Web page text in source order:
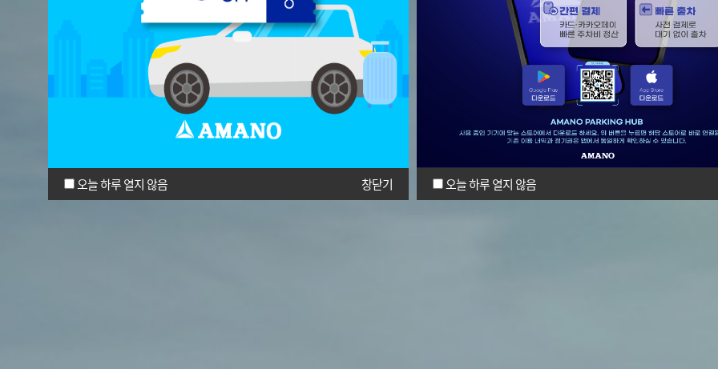
오늘 하루 열지 않음 창닫기 오늘 하루 열지 않음